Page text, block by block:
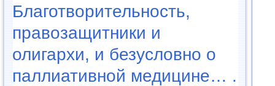
Благотворительность,
правозащитники и
олигархи, и безусловно о
паллиативной медицине… .